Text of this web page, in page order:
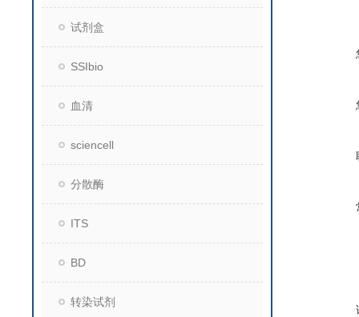
试剂盒
SSIbio
血清
sciencell
分散酶
ITS
BD
转染试剂